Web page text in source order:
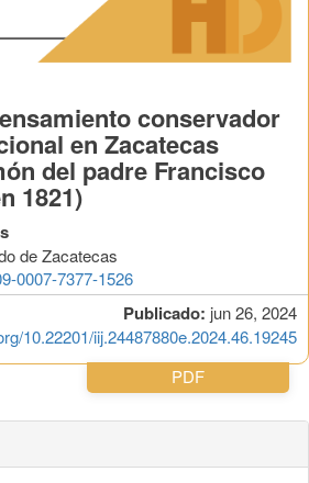
Publicado: jun 26, 2024
10.22201/iij.24487880e.2024.46.19245
conservador
en Zacatecas
del padre Francisco
1821)
de Zacatecas
0007-7377-1526
PDF